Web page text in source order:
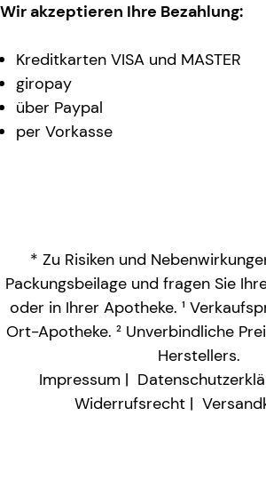
Wir akzeptieren Ihre Bezahlung:
Kreditkarten VISA und MASTER
giropay
über Paypal
per Vorkasse
* Zu Risiken und
Packungsbeilage und fragen Sie
oder in Ihrer Apotheke. ¹
Ort-Apotheke. ² Unverbindliche
Herstellers.
Impressum
Widerrufsrecht